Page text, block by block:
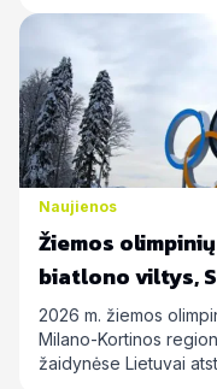
Naujienos
Žiemos
biatlono viltys,
Allison Reed ir
2026 m. žiemos
Milano-Kortinos
žaidynėse Lietuvai